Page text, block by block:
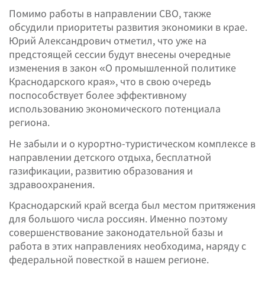
Помимо работы в направлении СВО, также
обсудили приоритеты развития экономики в крае.
Юрий Александрович отметил, что уже на
предстоящей сессии будут внесены очередные
изменения в закон «О промышленной политике
Краснодарского края», что в свою очередь
поспособствует более эффективному
использованию экономического потенциала
региона.
Не забыли и о курортно-туристическом комплексе в
направлении детского отдыха, бесплатной
газификации, развитию образования и
здравоохранения.
Краснодарский край всегда был местом притяжения
для большого числа россиян. Именно поэтому
совершенствование законодательной базы и
работа в этих направлениях необходима, наряду с
федеральной повесткой в нашем регионе.